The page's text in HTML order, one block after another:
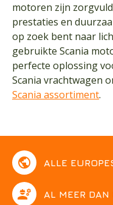
motoren zijn
prestaties en
op zoek bent naar
gebruikte Scania
perfecte oplossing
Scania vrachtwagen
Scania assortiment.
public ALLE
engineering AL MEER